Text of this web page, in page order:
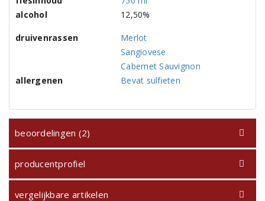
alcohol
12,50%
druivenrassen
Merlot
Sangiovese
Cabernet Sauvignon
allergenen
Bevat sulfieten
beoordelingen (2)
producentprofiel
vergelijkbare artikelen